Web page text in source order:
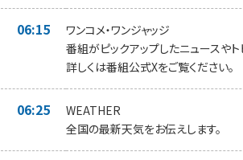
みなさんからの「BEST HITS REQUEST」もHPか
採用された方には番組オリジナルステッカーをプレ
＊時間多少前後する場合があります。
また、内容も一部変更となる場合があります＊
06:15
ワンコメ・ワンジャッジ
番組がピックアップしたニュースや
詳しくは番組公式Xをご覧ください。
06:25
WEATHER
全国の最新天気をお伝えします。